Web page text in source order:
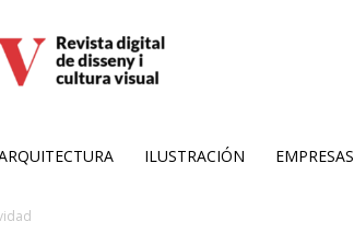
ILUSTRACIÓN EMPRESAS